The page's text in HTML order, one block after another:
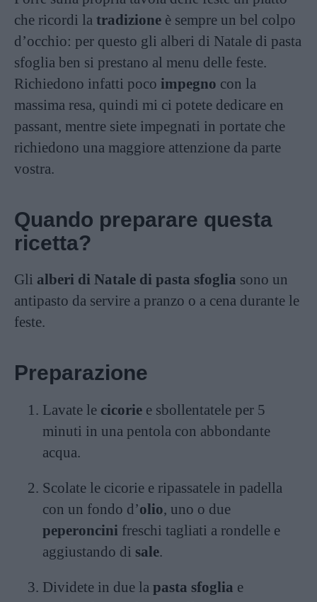
che ricordi la tradizione è sempre un bel colpo
d’occhio: per questo gli alberi di Natale di pasta
sfoglia ben si prestano al menu delle feste.
Richiedono infatti poco impegno con la
massima resa, quindi mi ci potete dedicare en
passant, mentre siete impegnati in portate che
richiedono una maggiore attenzione da parte
vostra.
Quando preparare questa
ricetta?
Gli alberi di Natale di pasta sfoglia sono un
antipasto da servire a pranzo o a cena durante le
feste.
Preparazione
Lavate le cicorie e sbollentatele per 5
minuti in una pentola con abbondante
acqua.
Scolate le cicorie e ripassatele in padella
con un fondo d’olio, uno o due
peperoncini freschi tagliati a rondelle e
aggiustando di sale.
Dividete in due la pasta sfoglia e